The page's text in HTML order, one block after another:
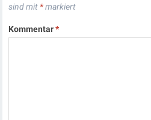
sind mit *markiert
Kommentar*